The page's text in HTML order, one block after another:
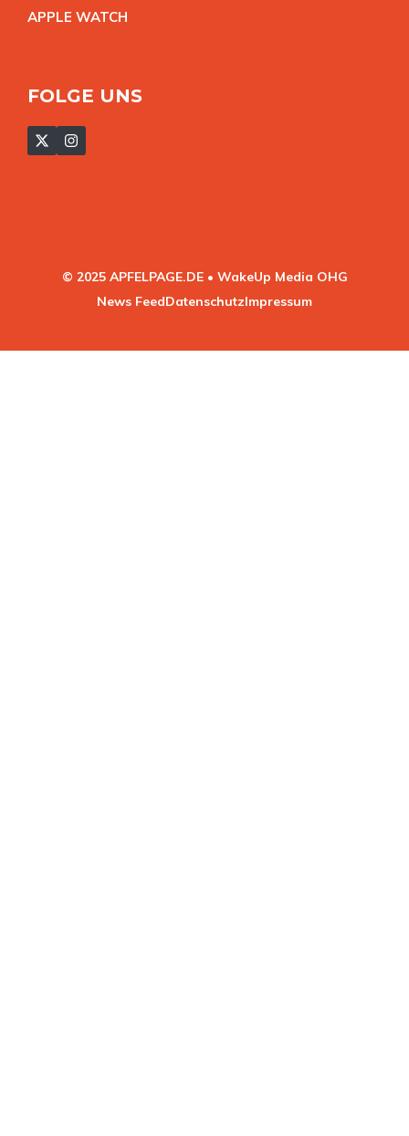
APPLE WATCH
FOLGE UNS
© 2025 APFELPAGE.DE • WakeUp Media OHG
News FeedDatenschutzImpressum